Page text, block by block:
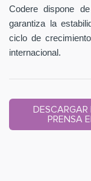
Codere dispone
garantiza la
ciclo de
internacional.
PRENSA